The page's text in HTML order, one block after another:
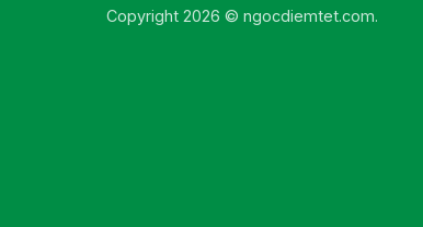
Copyright 2026 © ngocdiemtet.com.